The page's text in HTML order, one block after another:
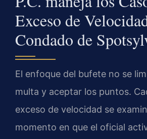
Exceso de
Condado de
El enfoque del bufete no se
multa y aceptar los puntos.
exceso de velocidad se
momento en que el oficial